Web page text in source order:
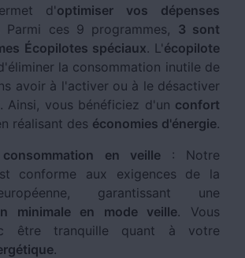
d'optimiser vos dépenses
Parmi ces 9 programmes, 3 sont
Écopilotes spéciaux. L'écopilote
la consommation inutile de
avoir à l'activer ou à le désactiver
Ainsi, vous bénéficiez d'un confort
réalisant des économies d'énergie.
en veille: Notre
conforme aux exigences de la
garantissant une
minimale en mode veille. Vous
être tranquille quant à votre
.